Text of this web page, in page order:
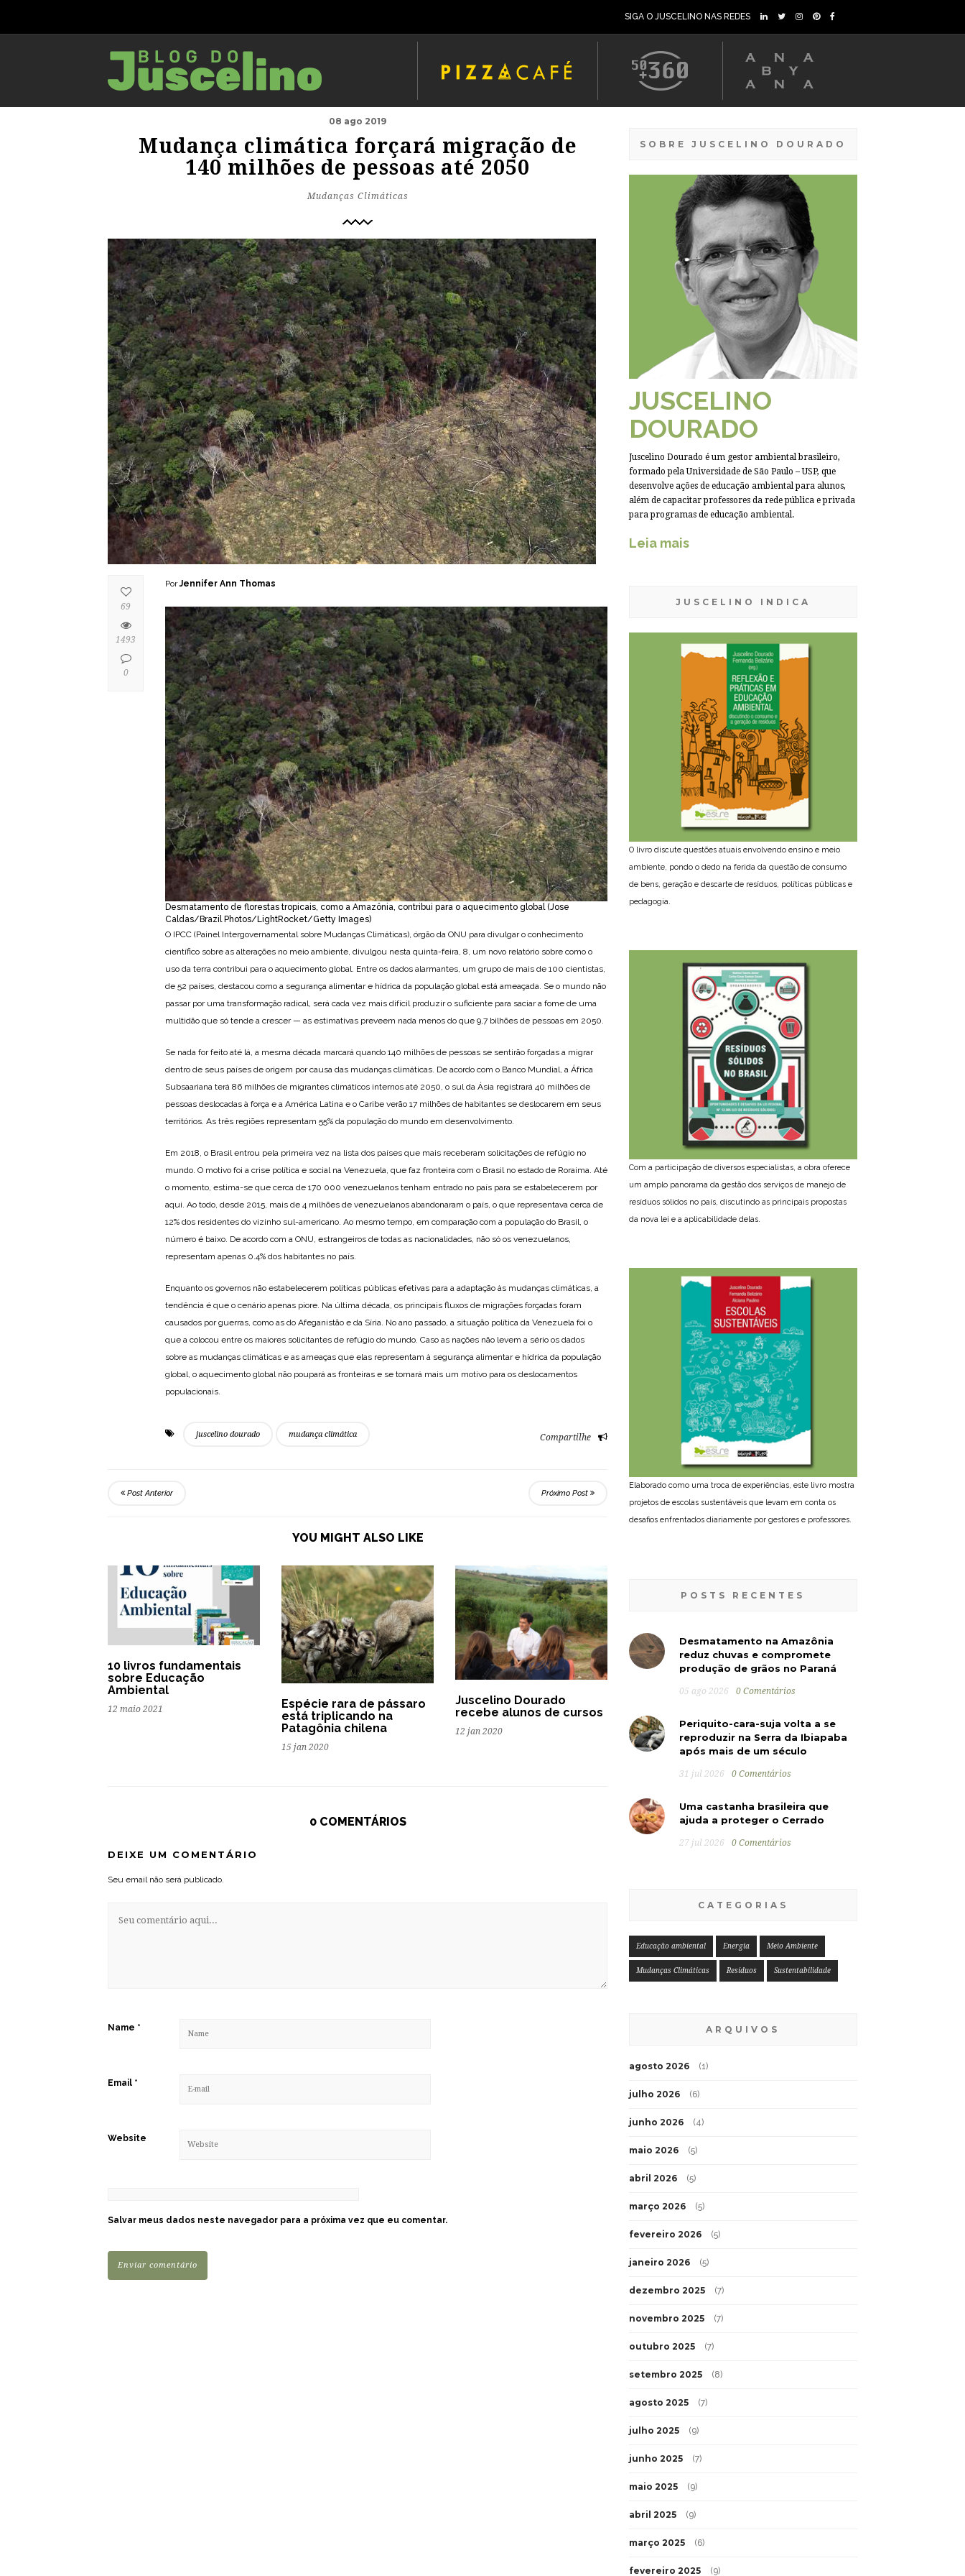
SIGA O JUSCELINO NAS REDES
08 ago 2019
Mudança climática forçará migração de
140 milhões de pessoas até 2050
Mudanças Climáticas
PorJennifer Ann Thomas
Desmatamento de florestas tropicais, como a Amazônia, contribui para o aquecimento global (Jose
Caldas/Brazil Photos/LightRocket/Getty Images)
O IPCC (Painel Intergovernamental sobre Mudanças Climáticas), órgão da ONU para divulgar o conhecimento
científico sobre as alterações no meio ambiente, divulgou nesta quinta-feira, 8, um novo relatório sobre como o
uso da terra contribui para o aquecimento global. Entre os dados alarmantes, um grupo de mais de 100 cientistas,
de 52 países, destacou como a segurança alimentar e hídrica da população global está ameaçada. Se o mundo não
passar por uma transformação radical, será cada vez mais difícil produzir o suficiente para saciar a fome de uma
multidão que só tende a crescer — as estimativas preveem nada menos do que 9,7 bilhões de pessoas em 2050.
Se nada for feito até lá, a mesma década marcará quando 140 milhões de pessoas se sentirão forçadas a migrar
dentro de seus países de origem por causa das mudanças climáticas. De acordo com o Banco Mundial, a África
Subsaariana terá 86 milhões de migrantes climáticos internos até 2050, o sul da Ásia registrará 40 milhões de
pessoas deslocadas à força e a América Latina e o Caribe verão 17 milhões de habitantes se deslocarem em seus
territórios. As três regiões representam 55% da população do mundo em desenvolvimento.
Em 2018, o Brasil entrou pela primeira vez na lista dos países que mais receberam solicitações de refúgio no
mundo. O motivo foi a crise política e social na Venezuela, que faz fronteira com o Brasil no estado de Roraima. Até
o momento, estima-se que cerca de 170 000 venezuelanos tenham entrado no país para se estabelecerem por
aqui. Ao todo, desde 2015, mais de 4 milhões de venezuelanos abandonaram o país, o que representava cerca de
12% dos residentes do vizinho sul-americano. Ao mesmo tempo, em comparação com a população do Brasil, o
número é baixo. De acordo com a ONU, estrangeiros de todas as nacionalidades, não só os venezuelanos,
representam apenas 0.4% dos habitantes no país.
Enquanto os governos não estabelecerem políticas públicas efetivas para a adaptação às mudanças climáticas, a
tendência é que o cenário apenas piore. Na última década, os principais fluxos de migrações forçadas foram
causados por guerras, como as do Afeganistão e da Síria. No ano passado, a situação política da Venezuela foi o
que a colocou entre os maiores solicitantes de refúgio do mundo. Caso as nações não levem a sério os dados
sobre as mudanças climáticas e as ameaças que elas representam à segurança alimentar e hídrica da população
global, o aquecimento global não poupará as fronteiras e se tornará mais um motivo para os deslocamentos
populacionais.
juscelino dourado mudança climática Compartilhe
69
1493
0
Post Anterior Próximo Post
YOU MIGHT ALSO LIKE
10 livros fundamentais
sobre Educação
Ambiental
12 maio 2021
Espécie rara de pássaro
está triplicando na
Patagônia chilena
15 jan 2020
Juscelino Dourado
recebe alunos de cursos
12 jan 2020
0 COMENTÁRIOS
DEIXE UM COMENTÁRIO
Seu email não será publicado.
Name *
Email *
Website
Salvar meus dados neste navegador para a próxima vez que eu comentar.
SOBRE JUSCELINO DOURADO
JUSCELINO
DOURADO
Juscelino Dourado é um gestor ambiental brasileiro,
formado pela Universidade de São Paulo – USP, que
desenvolve ações de educação ambiental para alunos,
além de capacitar professores da rede pública e privada
para programas de educação ambiental.
Leia mais
JUSCELINO INDICA
O livro discute questões atuais envolvendo ensino e meio
ambiente, pondo o dedo na ferida da questão de consumo
de bens, geração e descarte de resíduos, políticas públicas e
pedagogia.
Com a participação de diversos especialistas, a obra oferece
um amplo panorama da gestão dos serviços de manejo de
resíduos sólidos no país, discutindo as principais propostas
da nova lei e a aplicabilidade delas.
Elaborado como uma troca de experiências, este livro mostra
projetos de escolas sustentáveis que levam em conta os
desafios enfrentados diariamente por gestores e professores.
POSTS RECENTES
Desmatamento na Amazônia
reduz chuvas e compromete
produção de grãos no Paraná
05 ago 2026 0 Comentários
Periquito-cara-suja volta a se
reproduzir na Serra da Ibiapaba
após mais de um século
31 jul 2026 0 Comentários
Uma castanha brasileira que
ajuda a proteger o Cerrado
27 jul 2026 0 Comentários
CATEGORIAS
Educação ambiental Energia Meio Ambiente
Mudanças Climáticas Resíduos Sustentabilidade
ARQUIVOS
agosto 2026 (1)
julho 2026 (6)
junho 2026 (4)
maio 2026 (5)
abril 2026 (5)
março 2026 (5)
fevereiro 2026 (5)
janeiro 2026 (5)
dezembro 2025 (7)
novembro 2025 (7)
outubro 2025 (7)
setembro 2025 (8)
agosto 2025 (7)
julho 2025 (9)
junho 2025 (7)
maio 2025 (9)
abril 2025 (9)
março 2025 (6)
fevereiro 2025 (9)